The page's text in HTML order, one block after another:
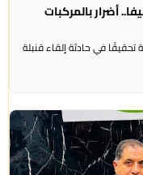
أضرار بالمركبات
في حادثة إلقاء قنبلة